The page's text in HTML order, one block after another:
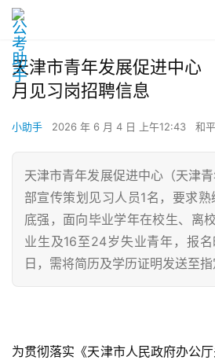
天津市青年发展促进中心
月见习岗招聘信息
小助手 2026 年 6 月 4 日 上午12:43 和平
天津市青年发展促进中心（天津
部宣传策划见习人员1名，要求
底强，面向毕业学年在校生、离
业生及16至24岁失业青年，报
日，需将简历及学历证明发送至指
为贯彻落实《天津市人民政府办公